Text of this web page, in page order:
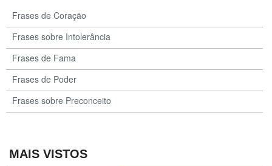
Frases de Coração
Frases sobre Intolerância
Frases de Fama
Frases de Poder
Frases sobre Preconceito
MAIS VISTOS